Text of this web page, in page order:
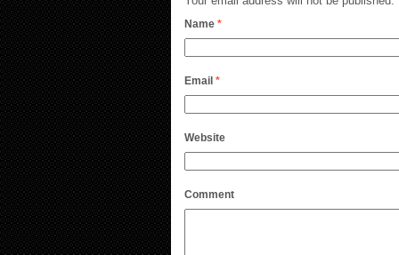
Name *
Email *
Website
Comment